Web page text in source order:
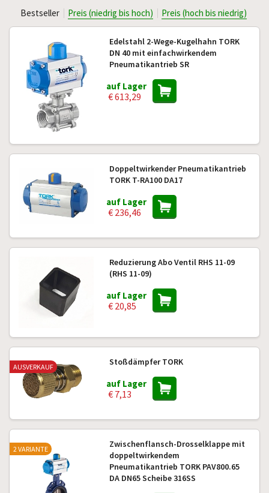
Bestseller Preis (niedrig bis hoch) Preis (hoch bis niedrig)
Edelstahl 2-Wege-Kugelhahn TORK
DN 40 mit einfachwirkendem
Pneumatikantrieb SR
auf Lager
€ 613,29
Doppeltwirkender Pneumatikantrieb
TORK T-RA100 DA17
auf Lager
€ 236,46
Reduzierung Abo Ventil RHS 11-09
(RHS 11-09)
auf Lager
€ 20,85
Stoßdämpfer TORK
auf Lager
€ 7,13
AUSVERKAUF
Zwischenflansch-Drosselklappe mit
doppeltwirkendem
Pneumatikantrieb TORK PAV800.65
DA DN65 Scheibe 316SS
2 VARIANTE